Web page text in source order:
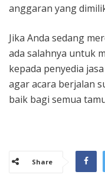
anggaran yang
Jika Anda sedang
ada salahnya untuk
kepada penyedia
agar acara berjalan
baik bagi semua
Share